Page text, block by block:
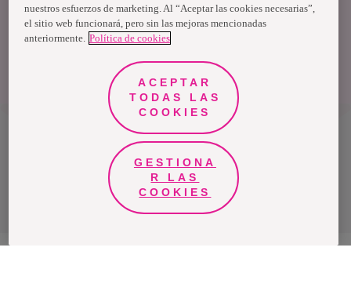
Política de privacidad de datos
Términos y condiciones
Chile
nuestros esfuerzos de marketing. Al “Aceptar las cookies necesarias”,
el sitio web funcionará, pero sin las mejoras mencionadas
anteriormente. Política de cookies
ACEPTAR
TODAS LAS
COOKIES
GESTIONA
R LAS
COOKIES